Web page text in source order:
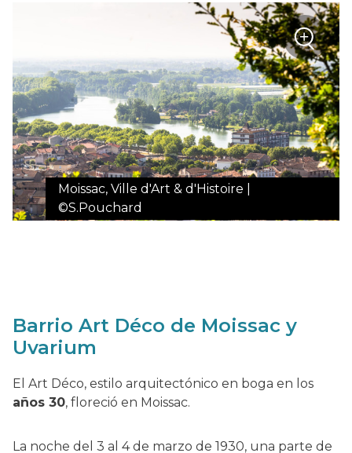
Moissac, Ville d'Art & d'Histoire |
©S.Pouchard
Zoom
+
Barrio Art Déco de Moissac y
Uvarium
El Art Déco, estilo arquitectónico en boga en los
años 30, floreció en Moissac.
La noche del 3 al 4 de marzo de 1930, una parte de